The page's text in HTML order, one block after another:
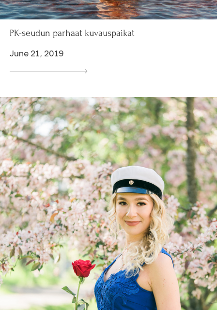
PK-seudun parhaat kuvauspaikat
June 21, 2019